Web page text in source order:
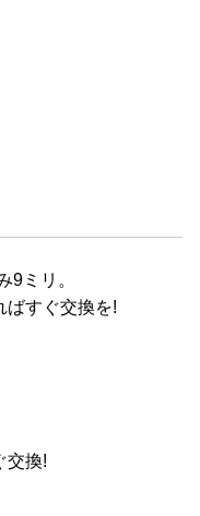
9ミリ。
ばすぐ交換を!
交換!